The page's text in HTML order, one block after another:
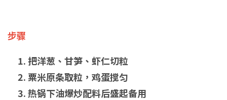
步骤
把洋葱、甘笋、虾仁切粒
粟米原条取粒，鸡蛋搅匀
热锅下油爆炒配料后盛起备用